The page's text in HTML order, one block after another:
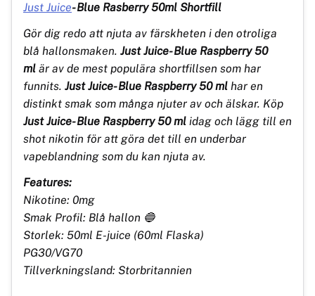
Just Juice- Blue Rasberry 50ml Shortfill
Gör dig redo att njuta av färskheten i den otroliga
blå hallonsmaken. Just Juice- Blue Raspberry 50
ml är av de mest populära shortfillsen som har
funnits. Just Juice- Blue Raspberry 50 ml har en
distinkt smak som många njuter av och älskar. Köp
Just Juice- Blue Raspberry 50 ml idag och lägg till en
shot nikotin för att göra det till en underbar
vapeblandning som du kan njuta av.
Features:
Nikotine: 0mg
Smak Profil: Blå hallon 🔵
Storlek: 50ml E-juice (60ml Flaska)
PG30/VG70
Tillverkningsland: Storbritannien